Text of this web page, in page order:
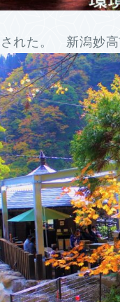
された。 新潟妙